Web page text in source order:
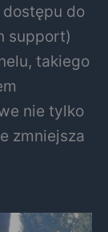
do
support)
takiego
nie tylko
zmniejsza